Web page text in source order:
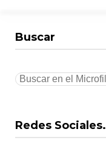
Buscar
Redes Sociales.